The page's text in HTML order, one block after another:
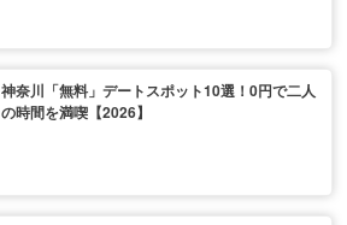
神奈川「無料」デートスポット10選！0円で二人
の時間を満喫【2026】